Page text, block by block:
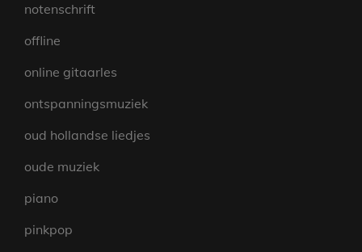
notenschrift
offline
online gitaarles
ontspanningsmuziek
oud hollandse liedjes
oude muziek
piano
pinkpop